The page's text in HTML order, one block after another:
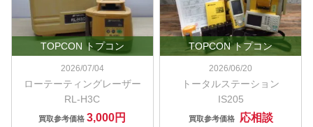
TOPCON トプコン
2026/07/04
ローテーティングレーザー
RL-H3C
買取参考価格 3,000円
TOPCON トプコン
2026/06/20
トータルステーション
IS205
買取参考価格 応相談